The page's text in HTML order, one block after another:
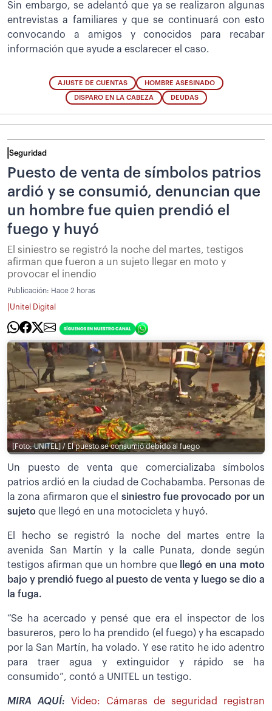
Sin embargo, se adelantó que ya se realizaron algunas
entrevistas a familiares y que se continuará con esto
convocando a amigos y conocidos para recabar
información que ayude a esclarecer el caso.
AJUSTE DE CUENTAS HOMBRE ASESINADO
DISPARO EN LA CABEZA DEUDAS
Seguridad
Puesto de venta de símbolos patrios
ardió y se consumió, denuncian que
un hombre fue quien prendió el
fuego y huyó
El siniestro se registró la noche del martes, testigos
afirman que fueron a un sujeto llegar en moto y
provocar el inendio
Publicación: Hace 2 horas
Unitel Digital
[Foto: UNITEL] / El puesto se consumió debido al fuego
Un puesto de venta que comercializaba símbolos
patrios ardió en la ciudad de Cochabamba. Personas de
la zona afirmaron que el siniestro fue provocado por un
sujeto que llegó en una motocicleta y huyó.
El hecho se registró la noche del martes entre la
avenida San Martín y la calle Punata, donde según
testigos afirman que un hombre que
llegó en una moto
bajo y prendió fuego al puesto de venta y luego se dio a
la fuga.
“Se ha acercado y pensé que era el inspector de los
basureros, pero lo ha prendido (el fuego) y ha escapado
por la San Martín, ha volado. Y ese ratito he ido adentro
para traer agua y extinguidor y rápido se ha
consumido”, contó a UNITEL un testigo.
MIRA AQUÍ: Video: Cámaras de seguridad registran